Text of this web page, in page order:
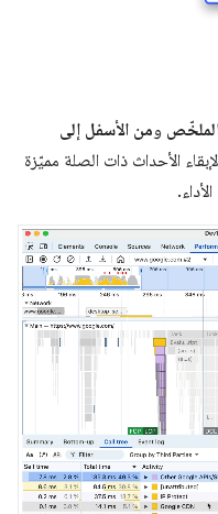
ومن الأسفل إلى
لإبقاء الأحداث ذات الصلة مميّزة